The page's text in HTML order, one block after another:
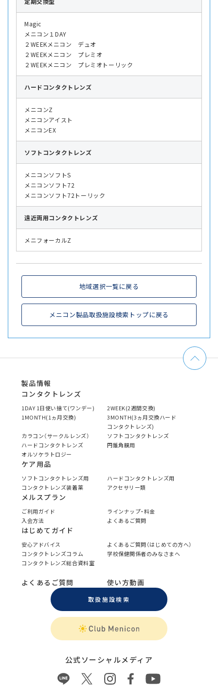
Magic
メニコン１DAY
２WEEKメニコン デュオ
２WEEKメニコン プレミオ
２WEEKメニコン プレミオトーリック
ハード コンタクトレンズ
メニコンZ
メニコンアイスト
メニコンEX
ソフト コンタクトレンズ
メニコンソフトS
メニコンソフト72
メニコンソフト72トーリック
遠近両用コンタクトレンズ
メニフォーカルZ
地域選択一覧に戻る
メニコン製品取扱施設検索トップに戻る
製品情報
コンタクトレンズ
1DAY 1日使い捨て(ワンデー)
2WEEK(2週間交換)
1MONTH(1ヵ月交換)
3MONTH(3ヵ月交換ハード
コンタクトレンズ)
カラコン（サークルレンズ）
ソフトコンタクトレンズ
ハードコンタクトレンズ
円錐角膜用
オルソケラトロジー
ケア用品
ソフトコンタクトレンズ用
ハードコンタクトレンズ用
コンタクトレンズ装着薬
アクセサリー類
メルスプラン
ご利用ガイド
ラインナップ・料金
入会方法
よくあるご質問
はじめてガイド
安心アドバイス
よくあるご質問（はじめての方へ）
コンタクトレンズコラム
学校保健関係者のみなさまへ
コンタクトレンズ総合資料室
よくあるご質問 使い方動画
取扱施設検索
公式ソーシャルメディア